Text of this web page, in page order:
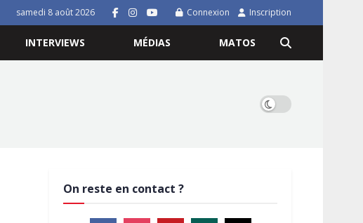
samedi 8 août 2026 Connexion Inscription
INTERVIEWS MÉDIAS MATOS
On reste en contact ?